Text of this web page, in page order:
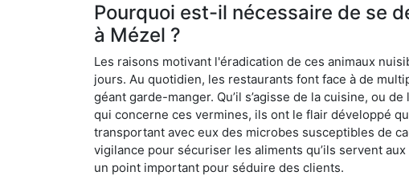
Pourquoi est-il nécessaire de se
à Mézel ?
Les raisons motivant l'éradication de ces animaux
jours. Au quotidien, les restaurants font face à de
géant garde-manger. Qu’il s’agisse de la cuisine, ou
qui concerne ces vermines, ils ont le flair développé
transportant avec eux des microbes susceptibles de
vigilance pour sécuriser les aliments qu’ils servent
un point important pour séduire des clients.